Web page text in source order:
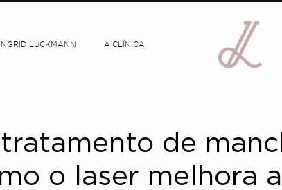
INGRID LÜCKMANN A CLÍNICA
de
o laser melhora a